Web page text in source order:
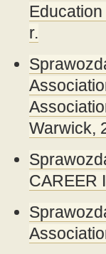
r.
Warwick,
CAREER